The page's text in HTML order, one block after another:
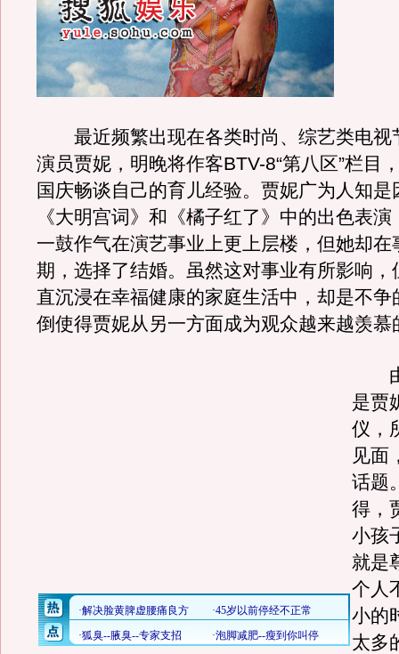
最近频繁出现在各类时尚、综艺类电视
演员贾妮，明晚将作客BTV-8“第八区”栏目
国庆畅谈自己的育儿经验。贾妮广为人知是
《大明宫词》和《橘子红了》中的出色表
一鼓作气在演艺事业上更上层楼，但她却在
期，选择了结婚。虽然这对事业有所影响，
直沉浸在幸福健康的家庭生活中，却是不争
倒使得贾妮从另一方面成为观众越来越羡慕
由
是贾
仪，
见面
话题
得，
小孩
就是
个人
小的
太多